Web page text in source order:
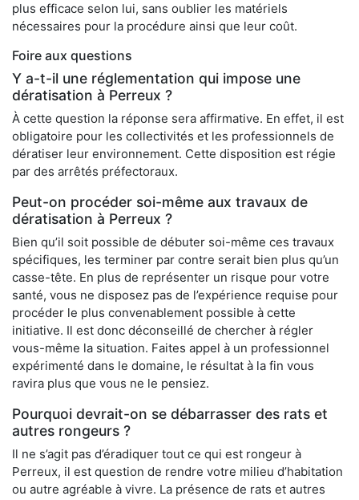
plus efficace selon lui, sans oublier les matériels
nécessaires pour la procédure ainsi que leur coût.
Foire aux questions
Y a-t-il une réglementation qui impose une
dératisation à Perreux ?
À cette question la réponse sera affirmative. En effet, il est
obligatoire pour les collectivités et les professionnels de
dératiser leur environnement. Cette disposition est régie
par des arrêtés préfectoraux.
Peut-on procéder soi-même aux travaux de
dératisation à Perreux ?
Bien qu’il soit possible de débuter soi-même ces travaux
spécifiques, les terminer par contre serait bien plus qu’un
casse-tête. En plus de représenter un risque pour votre
santé, vous ne disposez pas de l’expérience requise pour
procéder le plus convenablement possible à cette
initiative. Il est donc déconseillé de chercher à régler
vous-même la situation. Faites appel à un professionnel
expérimenté dans le domaine, le résultat à la fin vous
ravira plus que vous ne le pensiez.
Pourquoi devrait-on se débarrasser des rats et
autres rongeurs ?
Il ne s’agit pas d’éradiquer tout ce qui est rongeur à
Perreux, il est question de rendre votre milieu d’habitation
ou autre agréable à vivre. La présence de rats et autres